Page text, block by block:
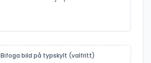
Bifoga bild på typskylt (valfritt)